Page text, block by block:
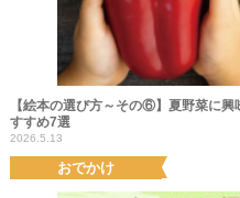
【絵本の選び方～その⑥】夏野菜に
すすめ7選
2026.5.13
おでかけ